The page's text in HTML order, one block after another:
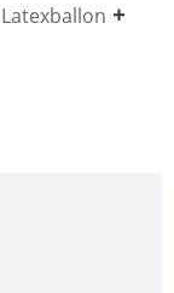
Latexballon